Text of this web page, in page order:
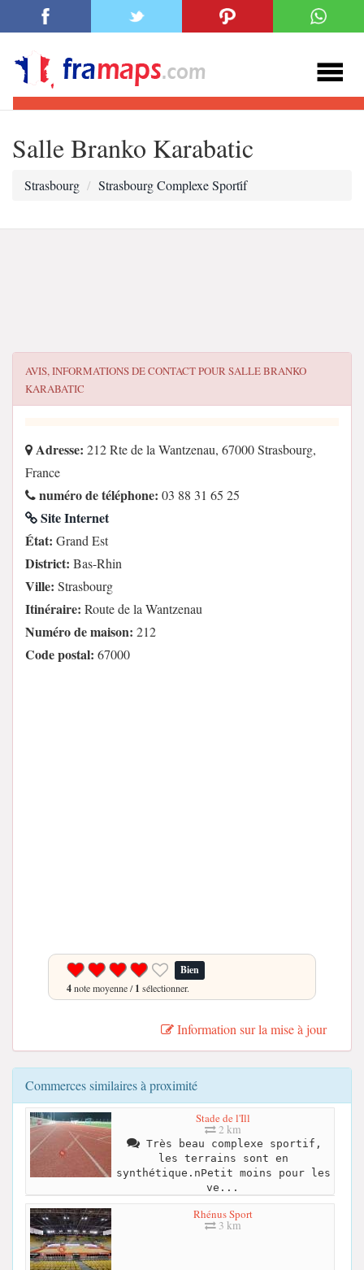
Salle Branko Karabatic
Strasbourg Strasbourg Complexe Sporti̇f
AVIS, INFORMATIONS DE CONTACT POURSALLE BRANKO
KARABATIC
Adresse: 212 Rte de la Wantzenau, 67000 Strasbourg,
France
numéro de téléphone: 03 88 31 65 25
Site Internet
État: Grand Est
District: Bas-Rhin
Ville: Strasbourg
Itinéraire: Route de la Wantzenau
Numéro de maison: 212
Code postal: 67000
Bien
4note moyenne /1 sélectionner.
Information sur la mise à jour
Commerces similaires à proximité
Stade de l'Ill
2 km
Très beau complexe sportif,
les terrains sont en
synthétique.nPetit moins pour les
ve...
Rhénus Sport
3 km